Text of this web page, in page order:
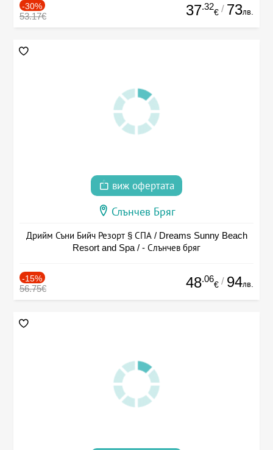
-30%
53.17€ 37.32
€ / 73лв.
виж офертата
Слънчев Бряг
Дрийм Съни Бийч Резорт § СПА / Dreams Sunny Beach
Resort and Spa / - Слънчев бряг
-15%
56.75€ 48.06
€ / 94лв.